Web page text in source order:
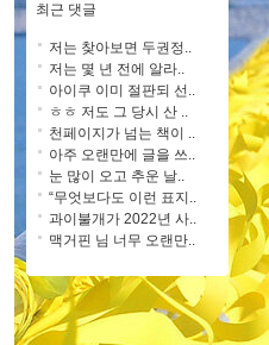
최근 댓글
저는 찾아보면 두권정..
저는 몇 년 전에 알라..
아이쿠 이미 절판되 선..
ㅎㅎ 저도 그 당시 산 ..
천페이지가 넘는 책이 ..
아주 오랜만에 글을 쓰..
눈 많이 오고 추운 날..
“무엇보다도 이런 표지..
과이불개가 2022년 사..
맥거핀 님 너무 오랜만..